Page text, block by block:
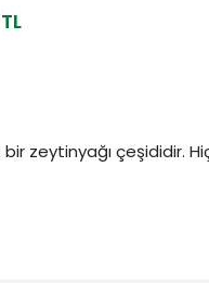
zeytinyağı çeşididir.